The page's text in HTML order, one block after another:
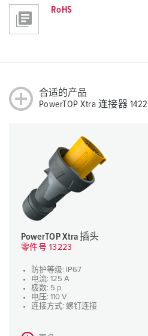
RoHS
合适的产品
PowerTOP Xtra 连接器
PowerTOP Xtra 插头
零件号 13223
防护等级: IP67
电流: 125 A
极数: 5 p
电压: 110 V
连接方式: 螺钉连接